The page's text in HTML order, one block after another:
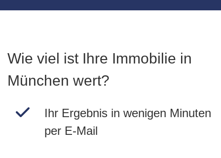
Wie viel ist Ihre Immobilie in
München wert?
Ihr Ergebnis in wenigen Minuten
per E-Mail